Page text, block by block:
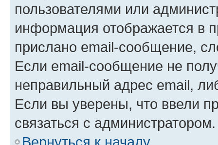
пользователями или
информация отображается в
прислано email-сообщение,
Если email-сообщение не
неправильный адрес email,
Если вы уверены, что ввели
связаться с администратором.
Вернуться к началу